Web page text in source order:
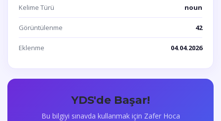
Kelime Türü noun
Görüntülenme 42
Eklenme 04.04.2026
YDS'de Başar!
Bu bilgiyi sınavda kullanmak için Zafer Hoca